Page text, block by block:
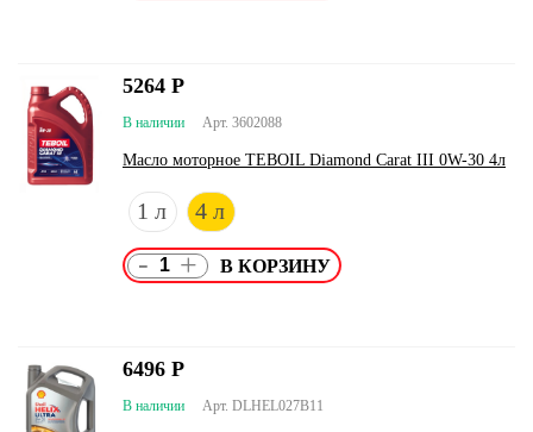
Арт. 3602088
В наличии
Масло моторное TEBOIL Diamond Carat III 0W-30 4л
1 л 4 л
5264 Р
- +
Арт. DLHEL027B11
В наличии
6496 Р